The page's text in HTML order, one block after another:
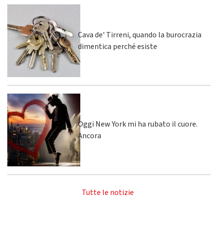
Cava de' Tirreni, quando la burocrazia
dimentica perché esiste
Oggi New York mi ha rubato il cuore.
Ancora
Tutte le notizie